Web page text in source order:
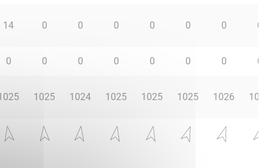
14 0 0 0 0 0 0 0
0 0 0 0 0 0 0 0
1025 1024 1025 1025 1025 1026